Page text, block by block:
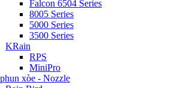
Falcon 6504 Series
8005 Series
5000 Series
3500 Series
KRain
RPS
MiniPro
xòe - Nozzle